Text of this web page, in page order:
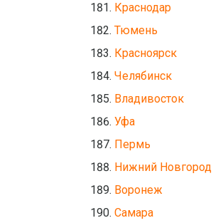
Краснодар
Тюмень
Красноярск
Челябинск
Владивосток
Уфа
Пермь
Нижний Новгород
Воронеж
Самара